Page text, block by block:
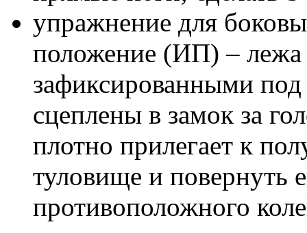
упражнение для
положение (ИП) – лежа
зафиксированными
сцеплены в замок за
плотно прилегает к
туловище и повернуть
противоположного